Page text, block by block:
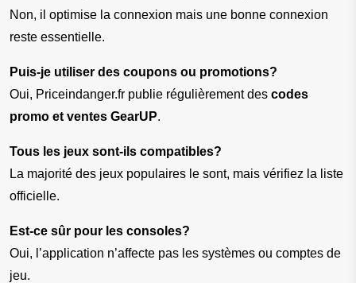
Non, il optimise la connexion mais une bonne connexion
reste essentielle.
Puis-je utiliser des coupons ou promotions?
Oui, Priceindanger.fr publie régulièrement des codes
promo et ventes GearUP.
Tous les jeux sont-ils compatibles?
La majorité des jeux populaires le sont, mais vérifiez la liste
officielle.
Est-ce sûr pour les consoles?
Oui, l’application n’affecte pas les systèmes ou comptes de
jeu.